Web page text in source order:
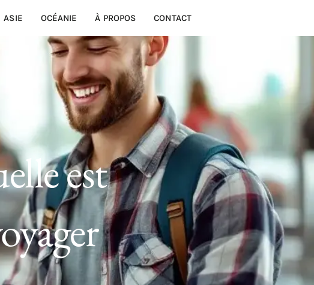
ASIE OCÉANIE À PROPOS CONTACT
est